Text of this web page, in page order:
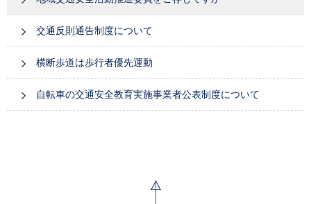
交通反則通告制度について
横断歩道は歩行者優先運動
自転車の交通安全教育実施事業者公表制度について